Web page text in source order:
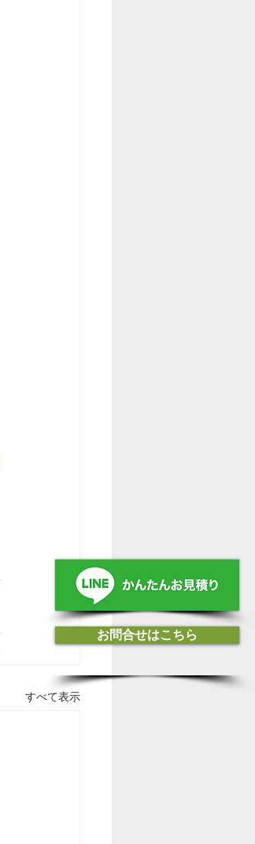
お問合せはこちら
すべて表示